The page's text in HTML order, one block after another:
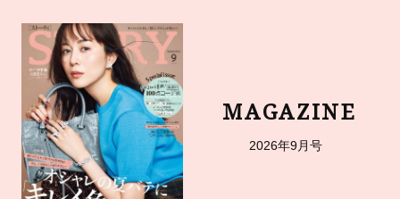
MAGAZINE
2026年9月号